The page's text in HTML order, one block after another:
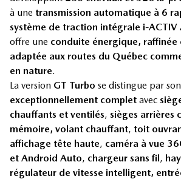
à une transmission automatique à 6
système de traction intégrale i-ACTIV
offre une conduite énergique,
adaptée aux routes du Québec
en nature.
La version GT Turbo se distingue par son
exceptionnellement complet avec
chauffants et ventilés, sièges arrières
mémoire, volant chauffant, toit
affichage tête haute, caméra à vue
et Android Auto, chargeur sans fil,
régulateur de vitesse intelligent,